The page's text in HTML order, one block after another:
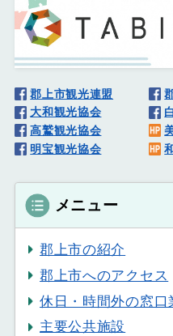
郡上市観光連盟
大和観光協会
高鷲観光協会
明宝観光協会
メニュー
郡上市の紹介
郡上市へのアクセス
休日・時間外の窓口
主要公共施設